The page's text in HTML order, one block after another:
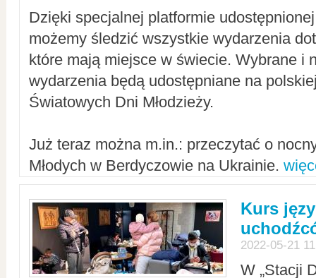
Dzięki specjalnej platformie
możemy śledzić wszystkie wydarzenia
które mają miejsce w świecie. Wybrane i
wydarzenia będą udostępniane na
Światowych Dni Młodzieży.
Już teraz można m.in.: przeczytać o
Młodych w Berdyczowie na Ukrainie.
Kurs
2022-05-21
W „Stacji